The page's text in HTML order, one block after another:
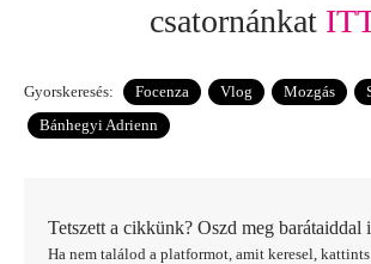
csatornánkat
Gyorskeresés: Focenza Vlog Mozgás
Bánhegyi Adrienn
Tetszett a cikkünk? Oszd meg barátaiddal
Ha nem találod a platformot, amit keresel,